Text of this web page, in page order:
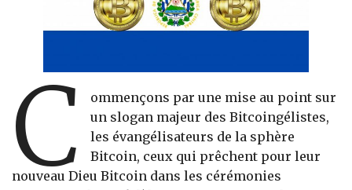
C
ommençons par une mise au point sur
un slogan majeur des Bitcoingélistes,
les évangélisateurs de la sphère
Bitcoin, ceux qui prêchent pour leur
nouveau Dieu Bitcoin dans les cérémonies